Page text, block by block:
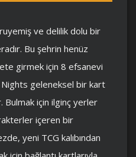
ve delilik dolu bir
Bu şehrin henüz
girmek için 8 efsanevi
geleneksel bir kart
Bulmak için ilginç yerler
içeren bir
yeni TCG kalıbından